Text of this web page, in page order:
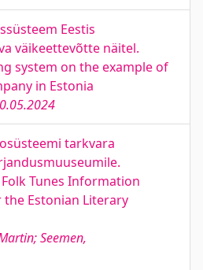
Eestis
väikeettevõtte näitel.
system on the example of
in Estonia
tarkvara
Tunes Information
Estonian Literary
Seemen,